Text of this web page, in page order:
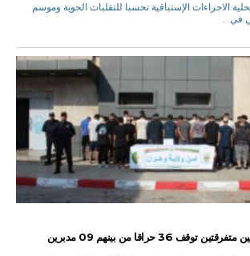
الاجراءات الإستباقية تحسبا للتقلبات الجوية وموسم
في...
شرطة وهران في عمليتين متفرقتين توقف 36 حراقا من بينهم 09 مدبرين